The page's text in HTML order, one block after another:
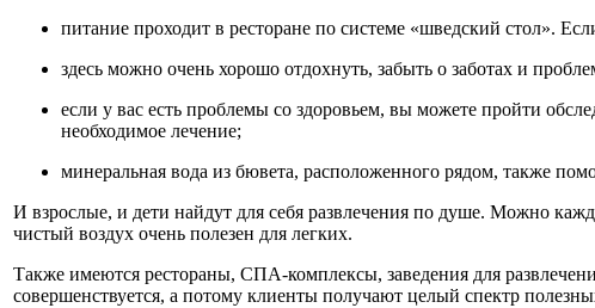
питание проходит в ресторане по системе «шведский стол».
здесь можно очень хорошо отдохнуть, забыть о заботах и
если у вас есть проблемы со здоровьем, вы можете пройти
необходимое лечение;
минеральная вода из бювета, расположенного рядом, также
И взрослые, и дети найдут для себя развлечения по душе. Можно
чистый воздух очень полезен для легких.
Также имеются рестораны, СПА-комплексы, заведения для
совершенствуется, а потому клиенты получают целый спектр